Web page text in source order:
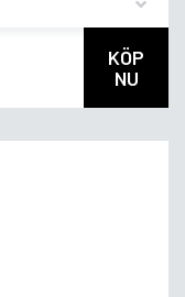
KÖP
NU